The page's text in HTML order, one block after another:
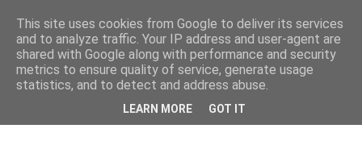
Milazzo 28ª Sagra del Pesce a Vaccarella: il programma
EVENTI
coronavirus Milazzo verso la "zona rossa" a Natale e
This site uses cookies from Google to deliver its services
and to analyze traffic. Your IP address and user-agent are
shared with Google along with performance and security
metrics to ensure quality of service, generate usage
statistics, and to detect and address abuse.
LEARN MORE GOT IT